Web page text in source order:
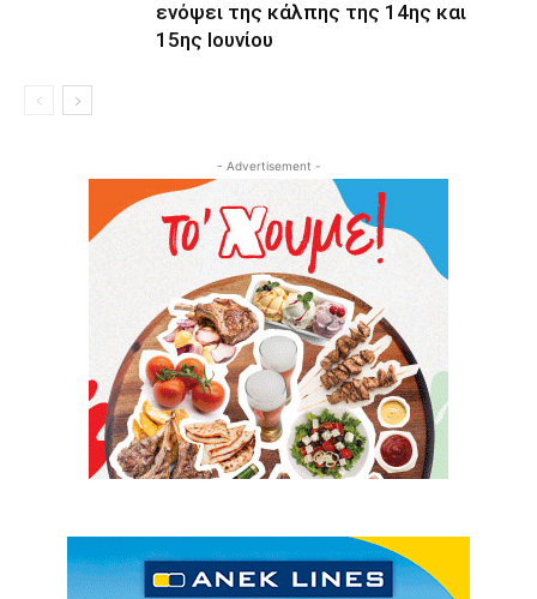
ενόψει της κάλπης της 14ης και
15ης Ιουνίου
- Advertisement -